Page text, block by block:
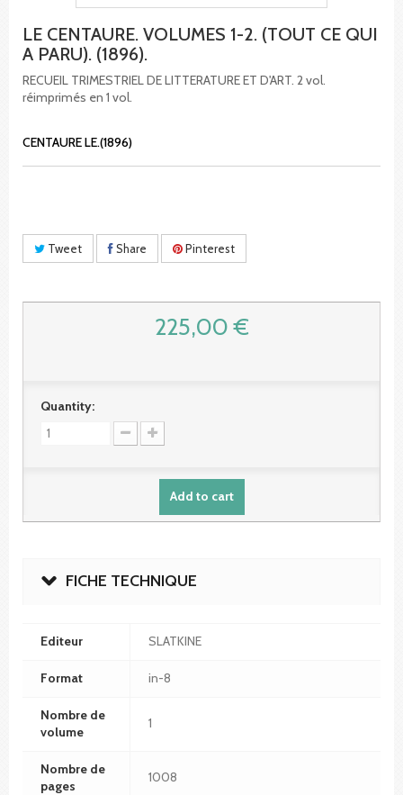
LE CENTAURE. VOLUMES 1-2. (TOUT CE QUI
A PARU). (1896).
RECUEIL TRIMESTRIEL DE LITTERATURE ET D'ART. 2 vol.
réimprimés en 1 vol.
CENTAURE LE.(1896)
Tweet Share Pinterest
225,00 €
Quantity:
Add to cart
FICHE TECHNIQUE
Editeur SLATKINE
Format in-8
Nombre de
volume
1
Nombre de
pages
1008